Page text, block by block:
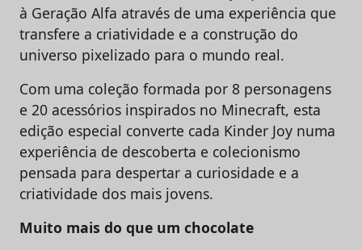
à Geração Alfa através de uma experiência que
transfere a criatividade e a construção do
universo pixelizado para o mundo real.
Com uma coleção formada por 8 personagens
e 20 acessórios inspirados no Minecraft, esta
edição especial converte cada Kinder Joy numa
experiência de descoberta e colecionismo
pensada para despertar a curiosidade e a
criatividade dos mais jovens.
Muito mais do que um chocolate